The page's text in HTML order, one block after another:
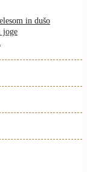
in dušo
joge